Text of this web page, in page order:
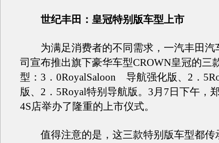
世纪丰田：皇冠特别版车型上市
为满足消费者的不同需求，一汽丰田汽
司宣布推出旗下豪华车型CROWN皇冠的三
型：3．0RoyalSaloon 导航强化版、2．
版、2．5Royal特别导航版。3月7日下午，
4S店举办了隆重的上市仪式。
值得注意的是，这三款特别版车型都传